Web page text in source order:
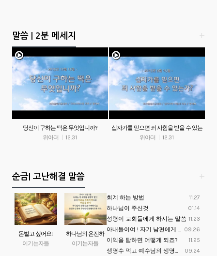
+
말씀 | 2분 메세지
당신이 구하는 떡은 무엇입니까?
위아더
12.31
십자가를 믿으면 죄 사함을 받을 수 있는
가?
위아더 12.31
+
순금| 고난해결 말씀
돈벌고 싶어요!
이기는자들
하나님의 온전하
신 뜻
이기는자들
11.27
회계 하는 방법
01.14
하나님이 주신것
11.23
성령이 교회들에게 하시는 말씀
09.26
아내들이여 ! 자기 남편에게 복종하기를 주께 하듯 하라
11.25
이익을 탐하면 어떻게 되죠?
09.24
생명수 먹고 예수님의 생명이 우리 몸에 나타나게 할려면